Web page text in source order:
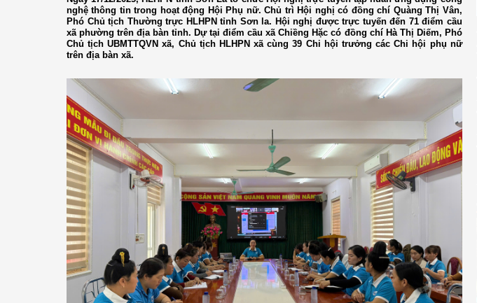
nghệ thông tin trong hoạt động Hội Phụ nữ. Chủ trì Hội nghị có đồng chí Quàng Thị Vân,
Phó Chủ tịch Thường trực HLHPN tỉnh Sơn la. Hội nghị được trực tuyến đến 71 điểm cầu
xã phường trên địa bàn tỉnh. Dự tại điểm cầu xã Chiềng Hặc có đồng chí Hà Thị Diếm, Phó
Chủ tịch UBMTTQVN xã, Chủ tịch HLHPN xã cùng 39 Chi hội trưởng các Chi hội phụ nữ
trên địa bàn xã.